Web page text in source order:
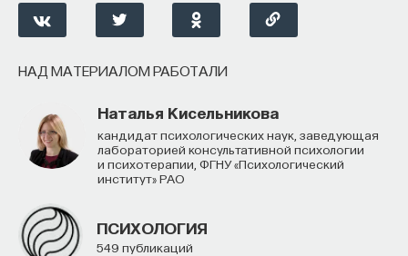
НАД МАТЕРИАЛОМ РАБОТАЛИ
Наталья Кисельникова
кандидат психологических наук, заведующая
лабораторией консультативной психологии
и психотерапии, ФГНУ «Психологический
институт» РАО
ПСИХОЛОГИЯ
549 публикаций